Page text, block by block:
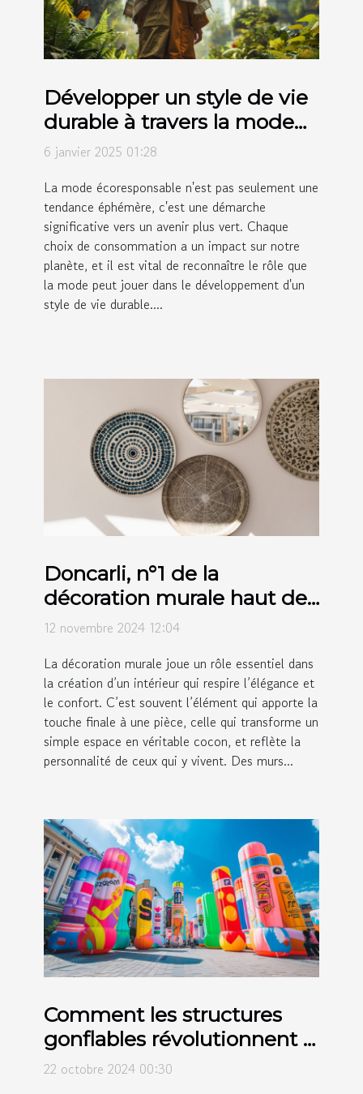
Développer un style de vie
durable à travers la mode
écoresponsable
6 janvier 2025 01:28
La mode écoresponsable n'est pas seulement une
tendance éphémère, c'est une démarche
significative vers un avenir plus vert. Chaque
choix de consommation a un impact sur notre
planète, et il est vital de reconnaître le rôle que
la mode peut jouer dans le développement d'un
style de vie durable....
Doncarli, n°1 de la
décoration murale haut de
gamme
12 novembre 2024 12:04
La décoration murale joue un rôle essentiel dans
la création d’un intérieur qui respire l’élégance et
le confort. C’est souvent l’élément qui apporte la
touche finale à une pièce, celle qui transforme un
simple espace en véritable cocon, et reflète la
personnalité de ceux qui y vivent. Des murs...
Comment les structures
gonflables révolutionnent la
publicité moderne
22 octobre 2024 00:30